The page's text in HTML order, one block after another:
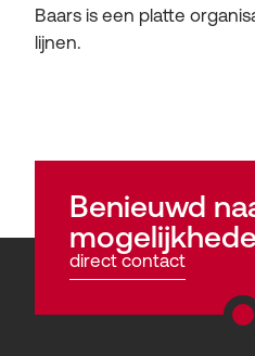
Baars is een platte
lijnen.
Benieuwd
direct contact